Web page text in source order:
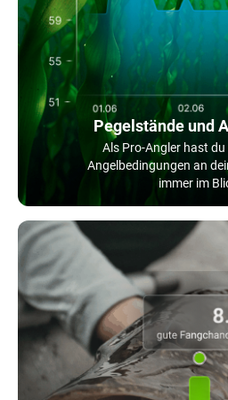
Pegelstände und
Als Pro-Angler hast du
Angelbedingungen an
immer im